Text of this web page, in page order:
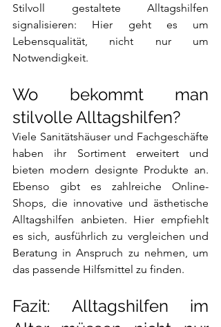
Stilvoll gestaltete Alltagshilfen
signalisieren: Hier geht es um
Lebensqualität, nicht nur um
Notwendigkeit.
Wo bekommt man
stilvolle Alltagshilfen?
Viele Sanitätshäuser und Fachgeschäfte
haben ihr Sortiment erweitert und
bieten modern designte Produkte an.
Ebenso gibt es zahlreiche Online-
Shops, die innovative und ästhetische
Alltagshilfen anbieten. Hier empfiehlt
es sich, ausführlich zu vergleichen und
Beratung in Anspruch zu nehmen, um
das passende Hilfsmittel zu finden.
Fazit: Alltagshilfen im